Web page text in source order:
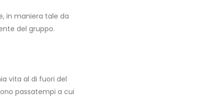
in maniera tale da
del gruppo.
vita al di fuori del
passatempi a cui